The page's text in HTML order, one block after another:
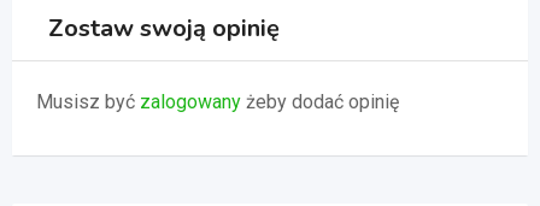
Zostaw swoją opinię
Musisz być zalogowany żeby dodać opinię